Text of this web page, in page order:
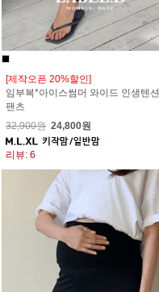
[제작오픈 20%할인]
임부복*아이스썸머 와이드 인생텐션
팬츠
32,900원 24,800원
리뷰: 6